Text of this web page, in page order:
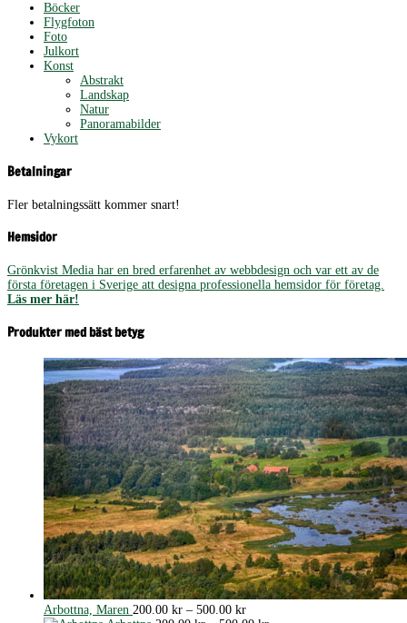
Böcker
Flygfoton
Foto
Julkort
Konst
Abstrakt
Landskap
Natur
Panoramabilder
Vykort
Betalningar
Fler betalningssätt kommer snart!
Hemsidor
Grönkvist Media har en bred erfarenhet av webbdesign och var ett av de
första företagen i Sverige att designa professionella hemsidor för företag.
Läs mer här!
Produkter med bäst betyg
Arbottna, Maren 200.00 kr – 500.00 krPrisintervall: